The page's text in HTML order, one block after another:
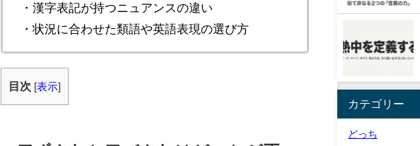
・漢字表記が持つニュアンスの違い
・状況に合わせた類語や英語表現の選び方
目次 表示]
カテゴリー
どっち